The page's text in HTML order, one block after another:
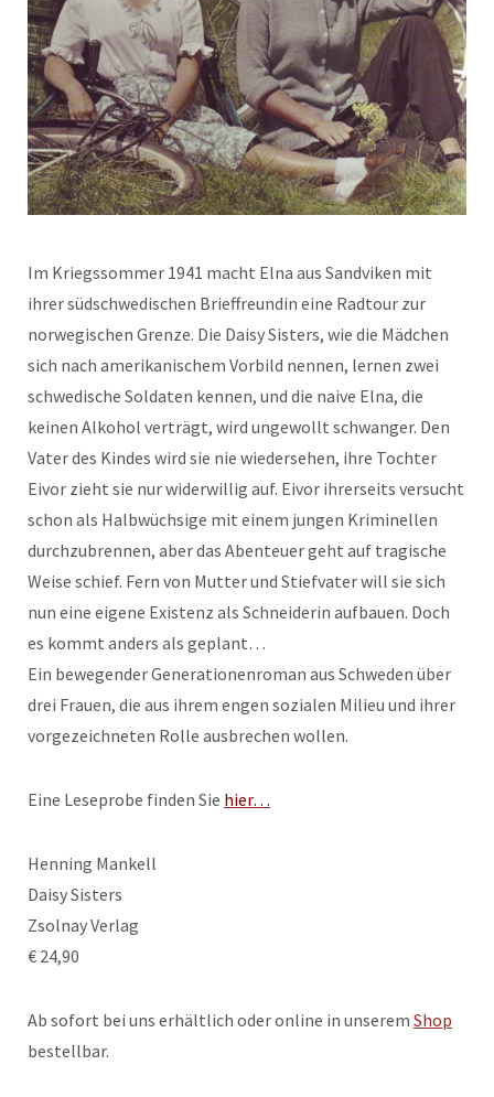
Im Kriegssommer 1941 macht Elna aus Sandviken mit
ihrer südschwedischen Brieffreundin eine Radtour zur
norwegischen Grenze. Die Daisy Sisters, wie die Mädchen
sich nach amerikanischem Vorbild nennen, lernen zwei
schwedische Soldaten kennen, und die naive Elna, die
keinen Alkohol verträgt, wird ungewollt schwanger. Den
Vater des Kindes wird sie nie wiedersehen, ihre Tochter
Eivor zieht sie nur widerwillig auf. Eivor ihrerseits versucht
schon als Halbwüchsige mit einem jungen Kriminellen
durchzubrennen, aber das Abenteuer geht auf tragische
Weise schief. Fern von Mutter und Stiefvater will sie sich
nun eine eigene Existenz als Schneiderin aufbauen. Doch
es kommt anders als geplant…
Ein bewegender Generationenroman aus Schweden über
drei Frauen, die aus ihrem engen sozialen Milieu und ihrer
vorgezeichneten Rolle ausbrechen wollen.
Eine Leseprobe finden Sie hier…
Henning Mankell
Daisy Sisters
Zsolnay Verlag
€ 24,90
Ab sofort bei uns erhältlich oder online in unserem Shop
bestellbar.